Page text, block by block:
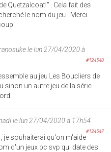
Quetzalcoatl" . Cela fait des
le nom du jeu . Merci
le lun 27/04/2020 à
#124548
au jeu Les Boucliers de
sinon un autre jeu de la série
le lun 27/04/2020 à 17h54
#124547
je souhaiterai qu'on m'aide
d'un jeux pc svp qui date des